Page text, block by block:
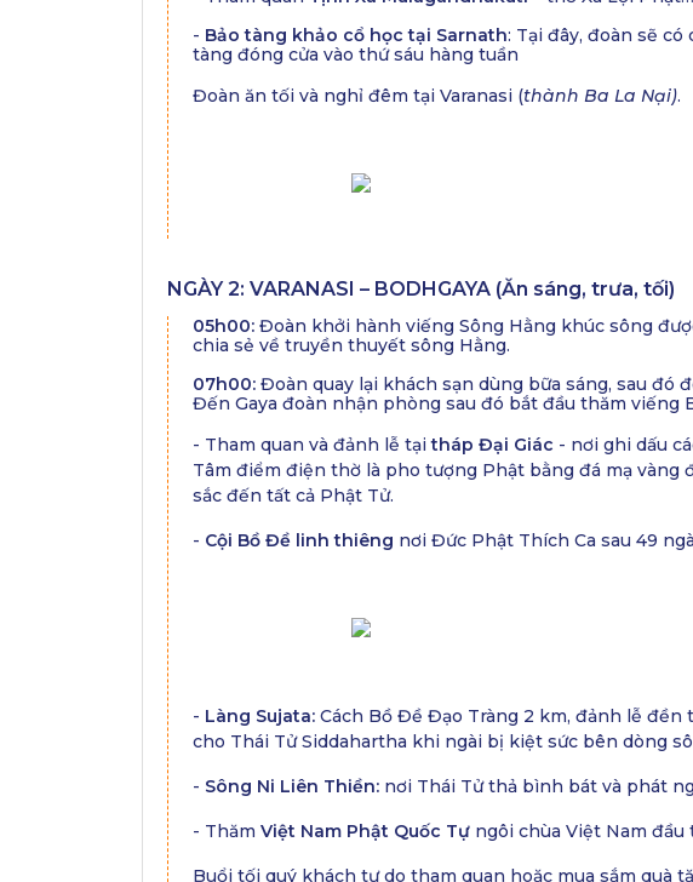
- Bảo tàng khảo cổ học tại Sarnath: Tại đây, đoàn sẽ
tàng đóng cửa vào thứ sáu hàng tuần
Đoàn ăn tối và nghỉ đêm tại Varanasi (thành Ba La Nại).
NGÀY 2: VARANASI – BODHGAYA (Ăn sáng, trưa, tối)
05h00: Đoàn khởi hành viếng Sông Hằng khúc sông
chia sẻ về truyền thuyết sông Hằng.
07h00: Đoàn quay lại khách sạn dùng bữa sáng, sau đó
Đến Gaya đoàn nhận phòng sau đó bắt đầu thăm viếng
- Tham quan và đảnh lễ tạitháp Đại Giác - nơi ghi dấu
Tâm điểm điện thờ là pho tượng Phật bằng đá mạ vàng
sắc đến tất cả Phật Tử.
- Cội Bồ Đề linh thiêng nơi Đức Phật Thích Ca sau 49
- Làng Sujata: Cách Bồ Đề Đạo Tràng 2 km, đảnh lễ đền
cho Thái Tử Siddahartha khi ngài bị kiệt sức bên dòng
- Sông Ni Liên Thiền: nơi Thái Tử thả bình bát và phát
- Thăm Việt Nam Phật Quốc Tự ngôi chùa Việt Nam
Buổi tối quý khách tự do tham quan hoặc mua sắm quà